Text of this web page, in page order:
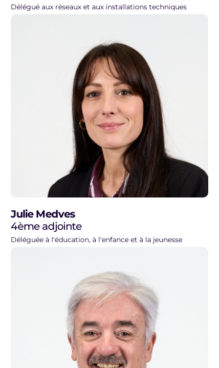
Délégué aux réseaux et aux installations techniques
Julie Medves
4ème adjointe
Déléguée à l'éducation, à l'enfance et à la jeunesse